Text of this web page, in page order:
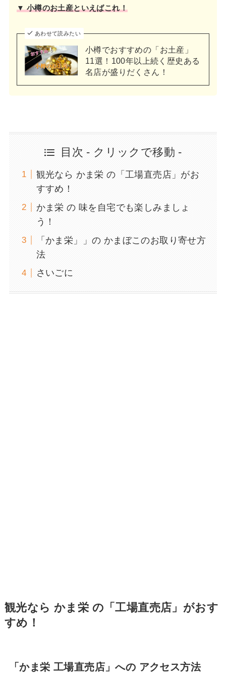
▼ 小樽のお土産といえばこれ！
あわせて読みたい
小樽でおすすめの「お土産」
11選！100年以上続く歴史ある
名店が盛りだくさん！
目次 - クリックで移動 -
観光なら かま栄 の「工場直売店」がお
すすめ！
かま栄 の 味を自宅でも楽しみましょ
う！
「かま栄」」の かまぼこのお取り寄せ方
法
さいごに
観光なら かま栄 の「工場直売店」がおす
すめ！
「かま栄 工場直売店」への アクセス方法